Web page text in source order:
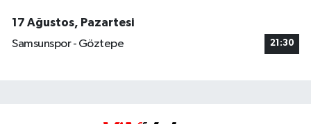
17 Ağustos, Pazartesi
Samsunspor - Göztepe
21:30